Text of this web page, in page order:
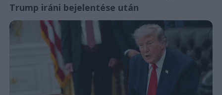
Trump iráni bejelentése után